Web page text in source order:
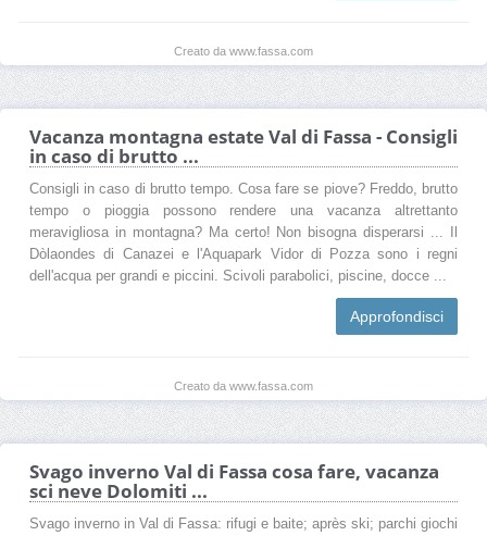
Creato da www.fassa.com
Vacanza montagna estate Val di Fassa - Consigli
in caso di brutto ...
Consigli in caso di brutto tempo. Cosa fare se piove? Freddo, brutto
tempo o pioggia possono rendere una vacanza altrettanto
meravigliosa in montagna? Ma certo! Non bisogna disperarsi ... Il
Dòlaondes di Canazei e l'Aquapark Vidor di Pozza sono i regni
dell'acqua per grandi e piccini. Scivoli parabolici, piscine, docce ...
Approfondisci
Creato da www.fassa.com
Svago inverno Val di Fassa cosa fare, vacanza
sci neve Dolomiti ...
Svago inverno in Val di Fassa: rifugi e baite; après ski; parchi giochi